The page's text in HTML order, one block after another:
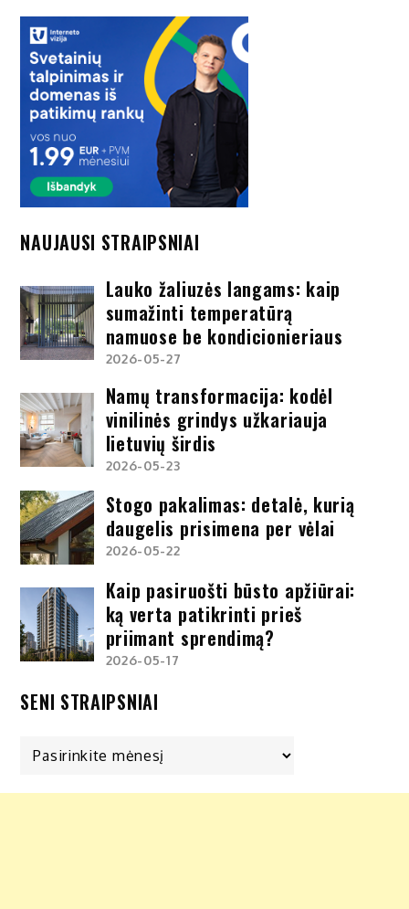
NAUJAUSI STRAIPSNIAI
Lauko žaliuzės langams: kaip
sumažinti temperatūrą
namuose be kondicionieriaus
2026-05-27
Namų transformacija: kodėl
vinilinės grindys užkariauja
lietuvių širdis
2026-05-23
Stogo pakalimas: detalė, kurią
daugelis prisimena per vėlai
2026-05-22
Kaip pasiruošti būsto apžiūrai:
ką verta patikrinti prieš
priimant sprendimą?
2026-05-17
SENI STRAIPSNIAI